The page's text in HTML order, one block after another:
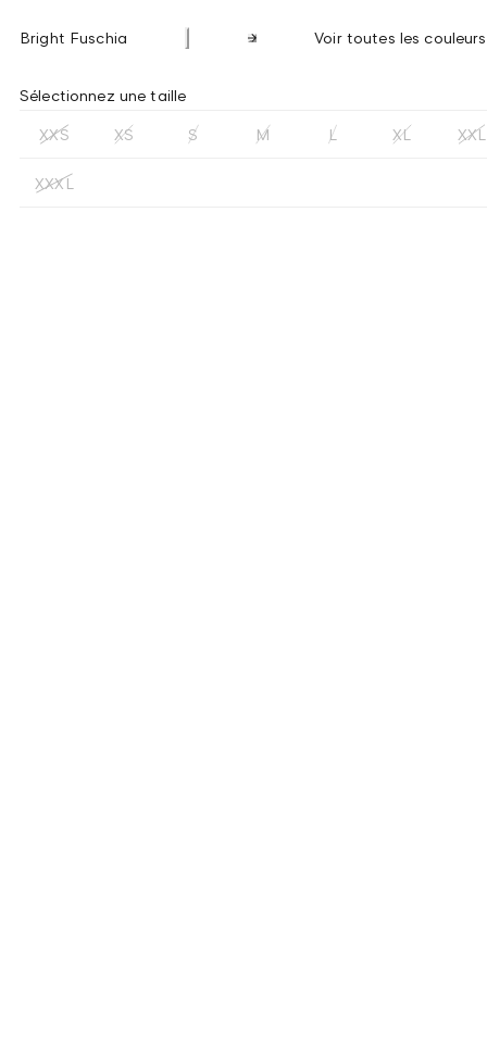
Bright Fuschia Voir toutes les
Sélectionnez une taille
XXS XS S M L XL XXL
XXXL